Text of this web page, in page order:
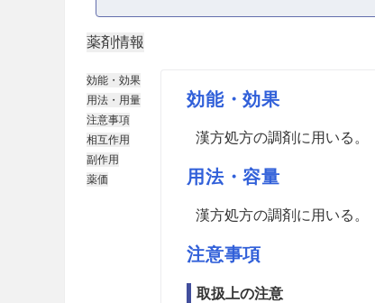
薬剤情報
効能・効果
用法・用量
注意事項
相互作用
副作用
薬価
効能・効果
漢方処方の調剤に用いる。
用法・容量
漢方処方の調剤に用いる。
注意事項
取扱上の注意